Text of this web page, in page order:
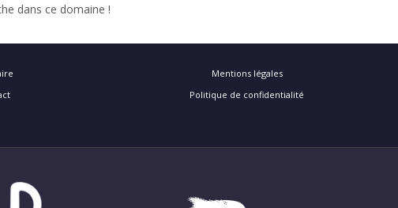
dans ce domaine !
Mentions légales
Politique de confidentialité